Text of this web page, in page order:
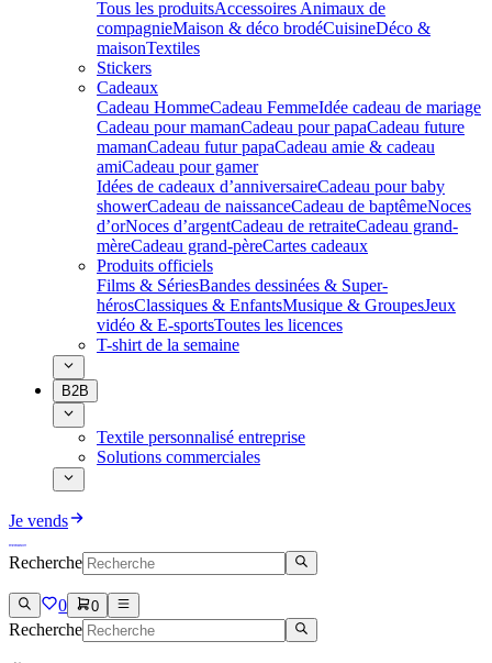
Tous les produitsAccessoires Animaux de
compagnieMaison & déco brodéCuisineDéco &
maisonTextiles
Stickers
Cadeaux
Cadeau HommeCadeau FemmeIdée cadeau de mariage​
Cadeau pour mamanCadeau pour papaCadeau future
mamanCadeau futur papaCadeau amie & cadeau
amiCadeau pour gamer
Idées de cadeaux d’anniversaireCadeau pour baby
showerCadeau de naissanceCadeau de baptêmeNoces
d’orNoces d’argentCadeau de retraiteCadeau grand-
mèreCadeau grand-pèreCartes cadeaux
Produits officiels
Films & SériesBandes dessinées & Super-
hérosClassiques & EnfantsMusique & GroupesJeux
vidéo & E-sportsToutes les licences
T-shirt de la semaine
B2B
Textile personnalisé entreprise
Solutions commerciales
Je vends
Recherche
0 0
Recherche